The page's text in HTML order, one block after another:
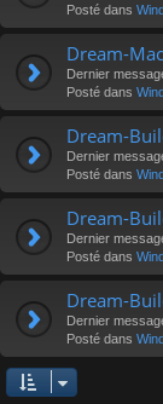
Posté dans
Dream-
Dernier
Posté dans
Dream-
Dernier
Posté dans
Dream-
Dernier
Posté dans
Dream-
Dernier
Posté dans